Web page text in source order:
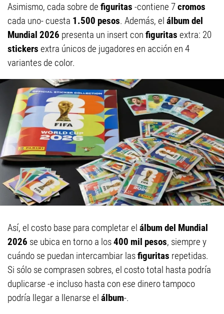
Asimismo, cada sobre de figuritas -contiene 7cromos
cada uno- cuesta 1.500 pesos. Además, el álbum del
Mundial 2026 presenta un insert con figuritas extra: 20
stickers extra únicos de jugadores en acción en 4
variantes de color.
Así, el costo base para completar el álbum del Mundial
2026 se ubica en torno a los400 mil pesos, siempre y
cuándo se puedan intercambiar lasfiguritas repetidas.
Si sólo se comprasen sobres, el costo total hasta podría
duplicarse -e incluso hasta con ese dinero tampoco
podría llegar a llenarse el álbum-.